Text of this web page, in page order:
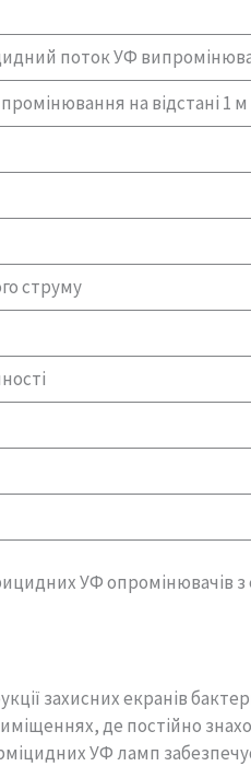
поток УФ
на відстані 1 м
струму
УФ опромінювачів
захисних екранів
де постійно
УФ ламп